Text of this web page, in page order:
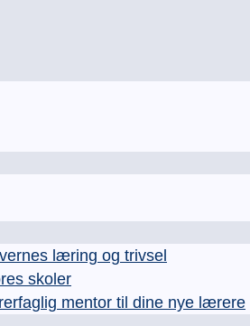
læring og trivsel
skoler
mentor til dine nye lærere